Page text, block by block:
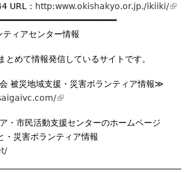
k
i
s
x
e
n
a
URL： http:www.okishakyo.or.jp./ikiiki/(
ィアセンター情報
めて情報発信しているサイトです。
被災地域支援・災害ボランティア情報≫
(
i
n
i
・市民活動支援センターのホームページ
災害ボランティア情報